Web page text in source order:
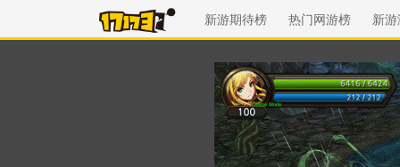
新游期待榜 热门网游榜 新